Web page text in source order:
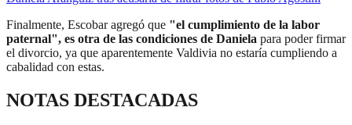
Finalmente, Escobar agregó que "el cumplimiento de la labor
paternal", es otra de las condiciones de Daniela para poder firmar
el divorcio, ya que aparentemente Valdivia no estaría cumpliendo a
cabalidad con estas.
NOTAS DESTACADAS